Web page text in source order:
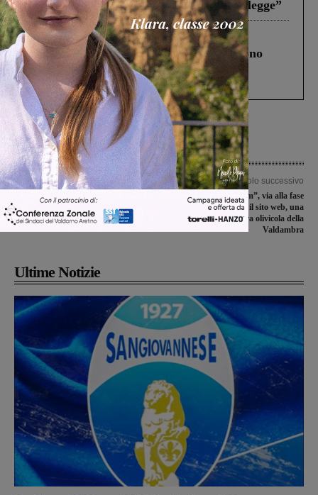
abbiamo agito solo per far rispettare la legge”
Cronaca 4 Agosto 2026
Un anno fa la strage in A1 in cui morirono
Gianni, Giulia e Franco. Lo schianto, il
processo, lo stop ai sorpassi fra tir....
Articolo precedente
ABB, dopo l’incontro in Regione
prendono posizione le Rsu
Articolo successivo
“Olionostrum”, via alla fase
operativa. Aperto il sito web, una
finestra sulla cultura olivicola della
Valdambra
Ultime Notizie